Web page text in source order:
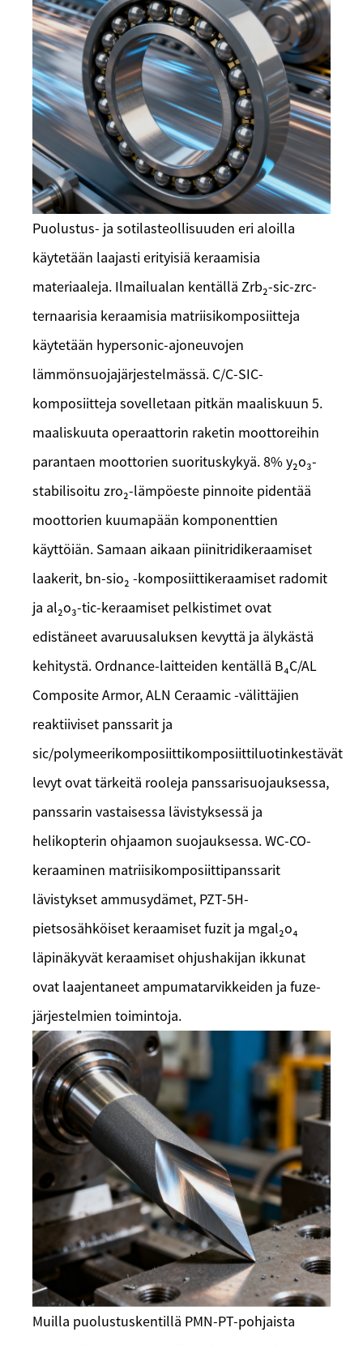
Puolustus- ja sotilasteollisuuden eri aloilla
käytetään laajasti erityisiä keraamisia
materiaaleja. Ilmailualan kentällä Zrb₂-sic-zrc-
ternaarisia keraamisia matriisikomposiitteja
käytetään hypersonic-ajoneuvojen
lämmönsuojajärjestelmässä. C/C-SIC-
komposiitteja sovelletaan pitkän maaliskuun 5.
maaliskuuta operaattorin raketin moottoreihin
parantaen moottorien suorituskykyä. 8% y₂o₃-
stabilisoitu zro₂-lämpöeste pinnoite pidentää
moottorien kuumapään komponenttien
käyttöiän. Samaan aikaan piinitridikeraamiset
laakerit, bn-sio₂ -komposiittikeraamiset radomit
ja al₂o₃-tic-keraamiset pelkistimet ovat
edistäneet avaruusaluksen kevyttä ja älykästä
kehitystä. Ordnance-laitteiden kentällä B₄C/AL
Composite Armor, ALN Ceraamic -välittäjien
reaktiiviset panssarit ja
sic/polymeerikomposiittikomposiittiluotinkestävät
levyt ovat tärkeitä rooleja panssarisuojauksessa,
panssarin vastaisessa lävistyksessä ja
helikopterin ohjaamon suojauksessa. WC-CO-
keraaminen matriisikomposiittipanssarit
lävistykset ammusydämet, PZT-5H-
pietsosähköiset keraamiset fuzit ja mgal₂o₄
läpinäkyvät keraamiset ohjushakijan ikkunat
ovat laajentaneet ampumatarvikkeiden ja fuze-
järjestelmien toimintoja.
Muilla puolustuskentillä PMN-PT-pohjaista